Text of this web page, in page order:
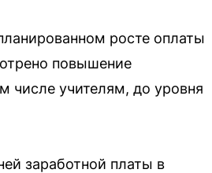
росте оплаты
повышение
числе учителям, до уровня
заработной платы в